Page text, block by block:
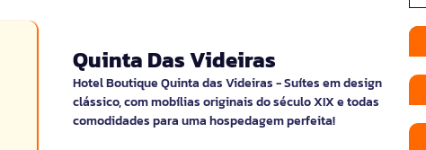
Quinta Das Videiras
Hotel Boutique Quinta das Videiras - Suítes em design
clássico, com mobílias originais do século XIX e todas
comodidades para uma hospedagem perfeita!